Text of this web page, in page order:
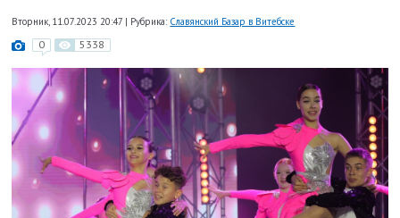
Вторник, 11.07.2023 20:47 | Рубрика: Славянский Базар в Витебске
0 5338